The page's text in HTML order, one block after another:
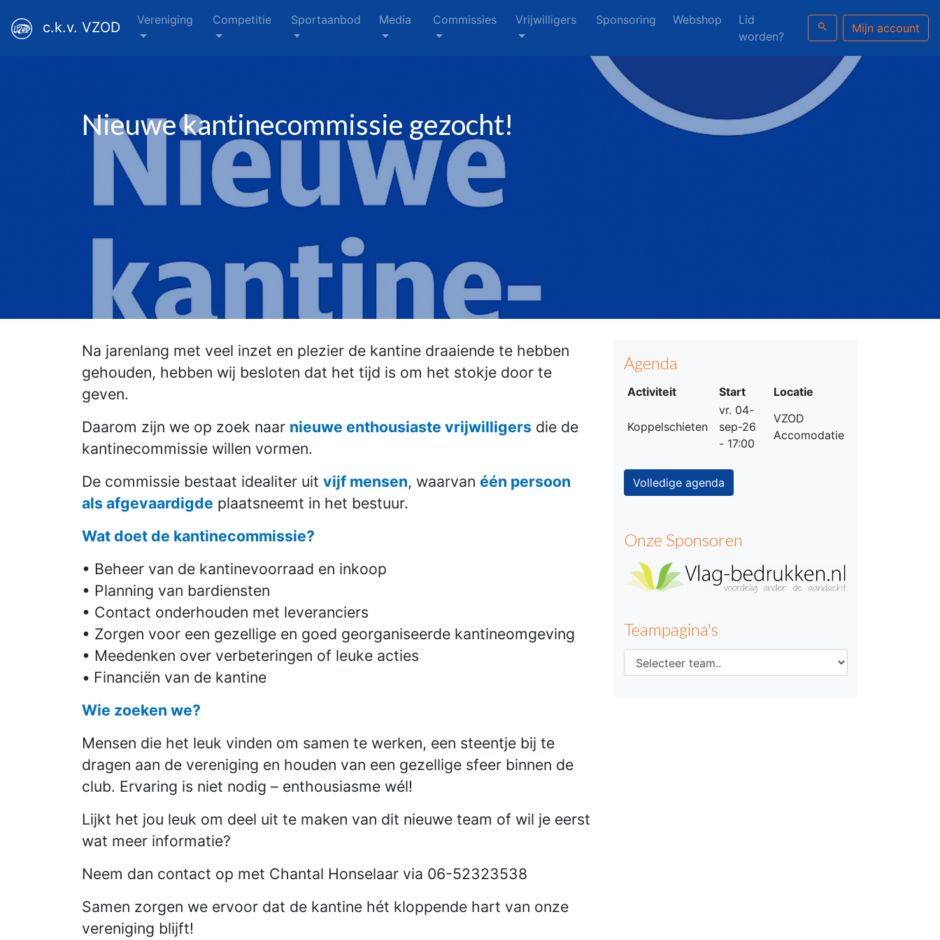
c.k.v. VZOD Vereniging Competitie Sportaanbod Media Commissies Vrijwilligers Sponsoring Webshop
Lid
worden?
search Mijn account
Nieuwe kantinecommissie gezocht!
Na jarenlang met veel inzet en plezier de kantine draaiende te hebben
gehouden, hebben wij besloten dat het tijd is om het stokje door te
geven.
Daarom zijn we op zoek naar nieuwe enthousiaste vrijwilligers die de
kantinecommissie willen vormen.
De commissie bestaat idealiter uit vijf mensen, waarvan één persoon
als afgevaardigde plaatsneemt in het bestuur.
Wat doet de kantinecommissie?
• Beheer van de kantinevoorraad en inkoop
• Planning van bardiensten
• Contact onderhouden met leveranciers
• Zorgen voor een gezellige en goed georganiseerde kantineomgeving
• Meedenken over verbeteringen of leuke acties
• Financiën van de kantine
Wie zoeken we?
Mensen die het leuk vinden om samen te werken, een steentje bij te
dragen aan de vereniging en houden van een gezellige sfeer binnen de
club. Ervaring is niet nodig – enthousiasme wél!
Lijkt het jou leuk om deel uit te maken van dit nieuwe team of wil je eerst
wat meer informatie?
Neem dan contact op met Chantal Honselaar via 06-52323538
Samen zorgen we ervoor dat de kantine hét kloppende hart van onze
vereniging blijft!
Agenda
Activiteit Start Locatie
Koppelschieten
vr. 04-
sep-26
- 17:00
VZOD
Accomodatie
Volledige agenda
Onze Sponsoren
Teampagina's